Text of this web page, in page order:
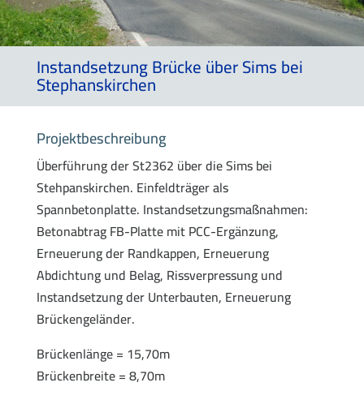
Instandsetzung Brücke über Sims bei
Stephanskirchen
Projektbeschreibung
Überführung der St2362 über die Sims bei
Stehpanskirchen. Einfeldträger als
Spannbetonplatte. Instandsetzungsmaßnahmen:
Betonabtrag FB-Platte mit PCC-Ergänzung,
Erneuerung der Randkappen, Erneuerung
Abdichtung und Belag, Rissverpressung und
Instandsetzung der Unterbauten, Erneuerung
Brückengeländer.
Brückenlänge = 15,70m
Brückenbreite = 8,70m